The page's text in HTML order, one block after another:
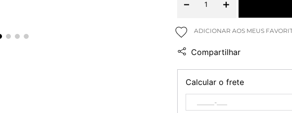
＋
－
Compartilhar
Calcular o frete